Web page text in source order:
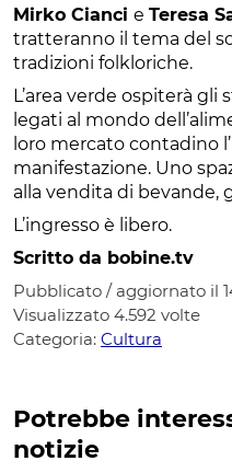
Mirko Cianci e Teresa
tratteranno il tema del
tradizioni folkloriche.
L’area verde ospiterà
legati al mondo
loro mercato contadino
manifestazione. Uno
alla vendita di bevande,
L’ingresso è libero.
Scritto da bobine.tv
Pubblicato / aggiornato il
Visualizzato 4.592 volte
Categoria: Cultura
Potrebbe
notizie